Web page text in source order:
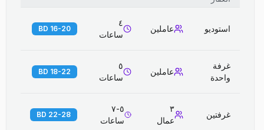
استوديو عاملين
٤
ساعات
16-20 BD
غرفة
واحدة
عاملين
٥
ساعات
18-22 BD
غرفتين
٣
عمال
٥-٧
ساعات
22-28 BD